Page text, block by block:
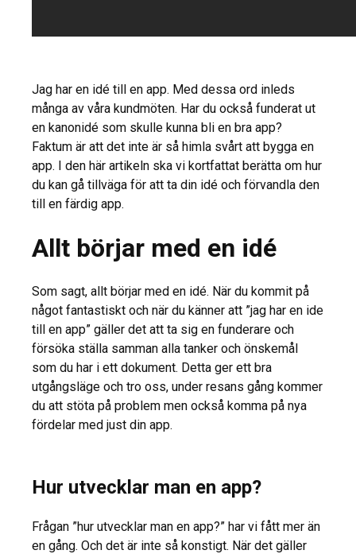
Jag har en idé till en app. Med dessa ord inleds
många av våra kundmöten. Har du också funderat ut
en kanonidé som skulle kunna bli en bra app?
Faktum är att det inte är så himla svårt att bygga en
app. I den här artikeln ska vi kortfattat berätta om hur
du kan gå tillväga för att ta din idé och förvandla den
till en färdig app.
Allt börjar med en idé
Som sagt, allt börjar med en idé. När du kommit på
något fantastiskt och när du känner att ”jag har en ide
till en app” gäller det att ta sig en funderare och
försöka ställa samman alla tanker och önskemål
som du har i ett dokument. Detta ger ett bra
utgångsläge och tro oss, under resans gång kommer
du att stöta på problem men också komma på nya
fördelar med just din app.
Hur utvecklar man en app?
Frågan ”hur utvecklar man en app?” har vi fått mer än
en gång. Och det är inte så konstigt. När det gäller